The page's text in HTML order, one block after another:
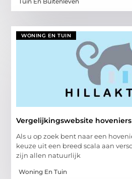
WONING EN TUIN
Vergelijkingswebsite
Als u op zoek bent naar een
keuze uit een breed scala aan
zijn allen natuurlijk
Woning En Tuin